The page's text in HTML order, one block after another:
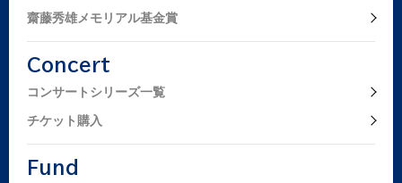
Concert
コンサートシリーズ一覧
チケット購入
Fund
齋藤秀雄メモリアル基金賞